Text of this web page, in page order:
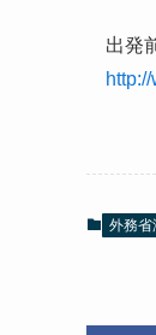
出発
外務省